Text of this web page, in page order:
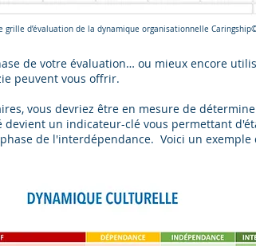
grille d’évaluation de la dynamique organisationnelle
de votre évaluation… ou mieux encore
peuvent vous offrir.
vous devriez être en mesure de
un indicateur-clé vous permettant
de l'interdépendance. Voici un